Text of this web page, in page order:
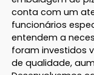
conta com um
funcionários
entendem a
foram investidos
de qualidade,